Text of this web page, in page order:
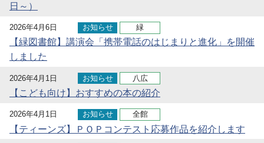
日～）
2026年4月6日 お知らせ 緑
【緑図書館】講演会「携帯電話のはじまりと進化」を開催
しました
2026年4月1日 お知らせ 八広
【こども向け】おすすめの本の紹介
2026年4月1日 お知らせ 全館
【ティーンズ】ＰＯＰコンテスト応募作品を紹介します